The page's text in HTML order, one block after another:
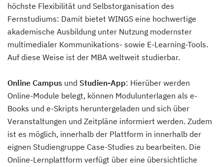
höchste Flexibilität und Selbstorganisation des
Fernstudiums: Damit bietet WINGS eine hochwertige
akademische Ausbildung unter Nutzung modernster
multimedialer Kommunikations- sowie E-Learning-Tools.
Auf diese Weise ist der MBA weltweit studierbar.
Online Campus und Studien-App: Hierüber werden
Online-Module belegt, können Modulunterlagen als e-
Books und e-Skripts heruntergeladen und sich über
Veranstaltungen und Zeitpläne informiert werden. Zudem
ist es möglich, innerhalb der Plattform in innerhalb der
eignen Studiengruppe Case-Studies zu bearbeiten. Die
Online-Lernplattform verfügt über eine übersichtliche